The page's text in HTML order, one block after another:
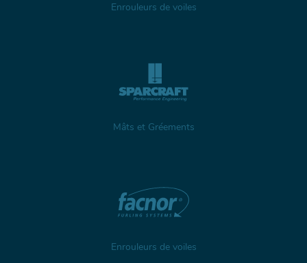
Enrouleurs de voiles
Mâts et Gréements
Enrouleurs de voiles